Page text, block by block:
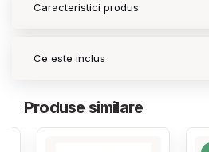
Caracteristici produs
Ce este inclus
Produse similare